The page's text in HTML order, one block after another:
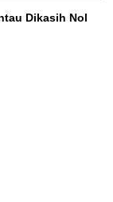
Dikasih Nol